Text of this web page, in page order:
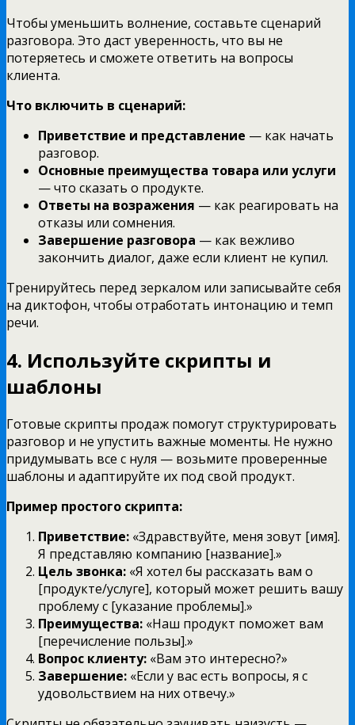
Чтобы уменьшить волнение, составьте сценарий
разговора. Это даст уверенность, что вы не
потеряетесь и сможете ответить на вопросы
клиента.
Что включить в сценарий:
Приветствие и представление — как начать
разговор.
Основные преимущества товара или услуги
— что сказать о продукте.
Ответы на возражения — как реагировать на
отказы или сомнения.
Завершение разговора — как вежливо
закончить диалог, даже если клиент не купил.
Тренируйтесь перед зеркалом или записывайте себя
на диктофон, чтобы отработать интонацию и темп
речи.
4. Используйте скрипты и
шаблоны
Готовые скрипты продаж помогут структурировать
разговор и не упустить важные моменты. Не нужно
придумывать все с нуля — возьмите проверенные
шаблоны и адаптируйте их под свой продукт.
Пример простого скрипта:
Приветствие: «Здравствуйте, меня зовут [имя].
Я представляю компанию [название].»
Цель звонка: «Я хотел бы рассказать вам о
[продукте/услуге], который может решить вашу
проблему с [указание проблемы].»
Преимущества: «Наш продукт поможет вам
[перечисление пользы].»
Вопрос клиенту: «Вам это интересно?»
Завершение: «Если у вас есть вопросы, я с
удовольствием на них отвечу.»